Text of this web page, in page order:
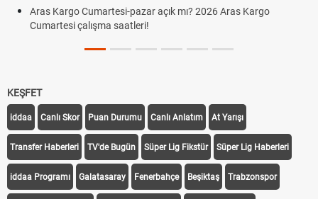
Aras Kargo Cumartesi-pazar açık mı? 2026 Aras Kargo
Cumartesi çalışma saatleri!
KEŞFET
iddaa Canlı Skor Puan Durumu Canlı Anlatım At Yarışı
Transfer Haberleri TV'de Bugün Süper Lig Fikstür Süper Lig Haberleri
iddaa Programı Galatasaray Fenerbahçe Beşiktaş Trabzonspor